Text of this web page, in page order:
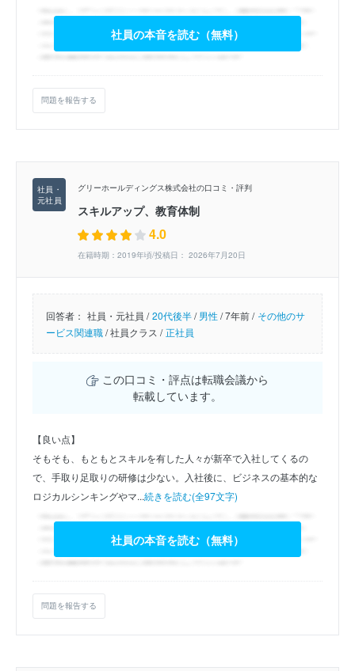
社員の本音を読む（無料）
問題を報告する
グリーホールディングス株式会社の口コミ・評判
スキルアップ、教育体制
4.0
在籍時期：2019年頃/投稿日： 2026年7月20日
回答者： 社員・元社員 / 20代後半/男性/7年前 / その他のサ
ービス関連職/社員クラス / 正社員
この口コミ・評点は転職会議から
転載しています。
【良い点】
そもそも、もともとスキルを有した人々が新卒で入社してくるの
で、手取り足取りの研修は少ない。入社後に、ビジネスの基本的な
ロジカルシンキングやマ...続きを読む(全97文字)
社員の本音を読む（無料）
問題を報告する